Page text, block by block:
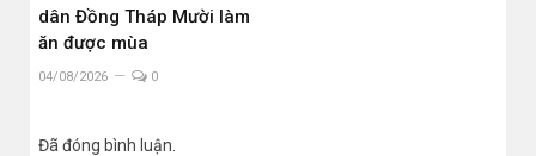
dân Đồng Tháp Mười làm
ăn được mùa
04/08/2026 0
Đã đóng bình luận.